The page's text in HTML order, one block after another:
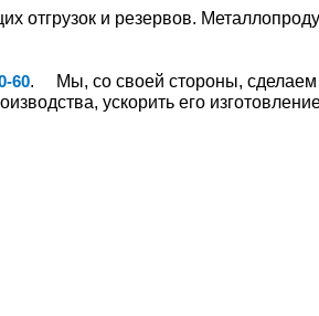
отгрузок и резервов.
60. Мы, со своей стороны, сделаем
ускорить его